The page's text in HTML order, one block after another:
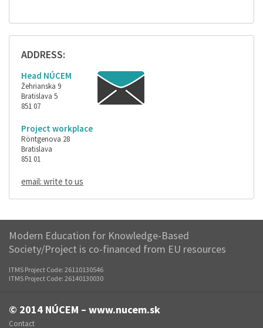
ADDRESS:
Head NÚCEM
Žehrianska 9
Bratislava 5
851 07
Project workplace
Röntgenova 28
Bratislava
851 01
email: write to us
Modern Education for Knowledge-Based
Society/Project is co-financed from EU resources
ITMS Project Code: 26110130546
ITMS Project Code: 26140130030
© 2014 NÚCEM – www.nucem.sk
Contact